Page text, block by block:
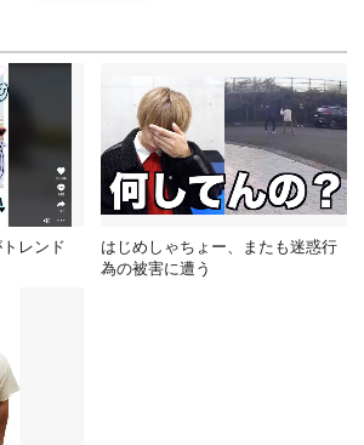
レンド
はじめしゃちょー、またも迷惑行
為の被害に遭う